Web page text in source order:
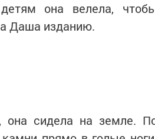
она велела,
Даша изданию.
она сидела на земле.